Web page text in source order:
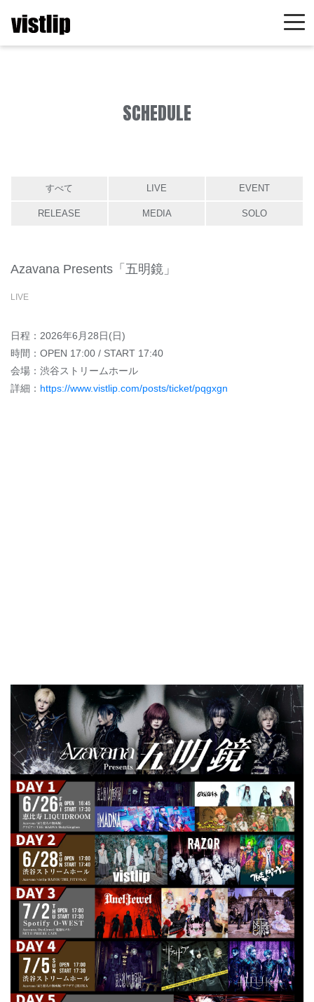
SCHEDULE
すべて LIVE EVENT
RELEASE MEDIA SOLO
Azavana Presents「五明鏡」
LIVE
日程：2026年6月28日(日)
時間：OPEN 17:00 / START 17:40
会場：渋谷ストリームホール
詳細： https://www.vistlip.com/posts/ticket/pqgxgn